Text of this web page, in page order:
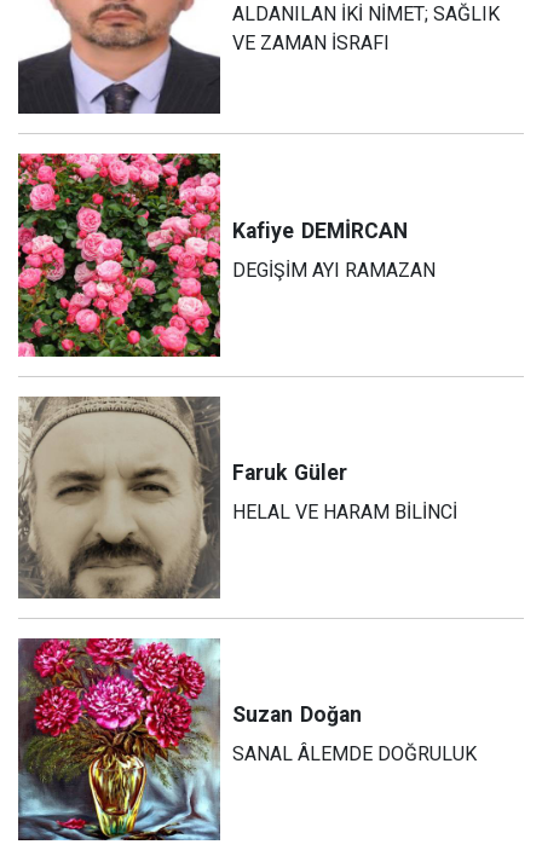
ALDANILAN İKİ NİMET; SAĞLIK
VE ZAMAN İSRAFI
Kafiye DEMİRCAN
DEGİŞİM AYI RAMAZAN
Faruk Güler
HELAL VE HARAM BİLİNCİ
Suzan Doğan
SANAL ÂLEMDE DOĞRULUK